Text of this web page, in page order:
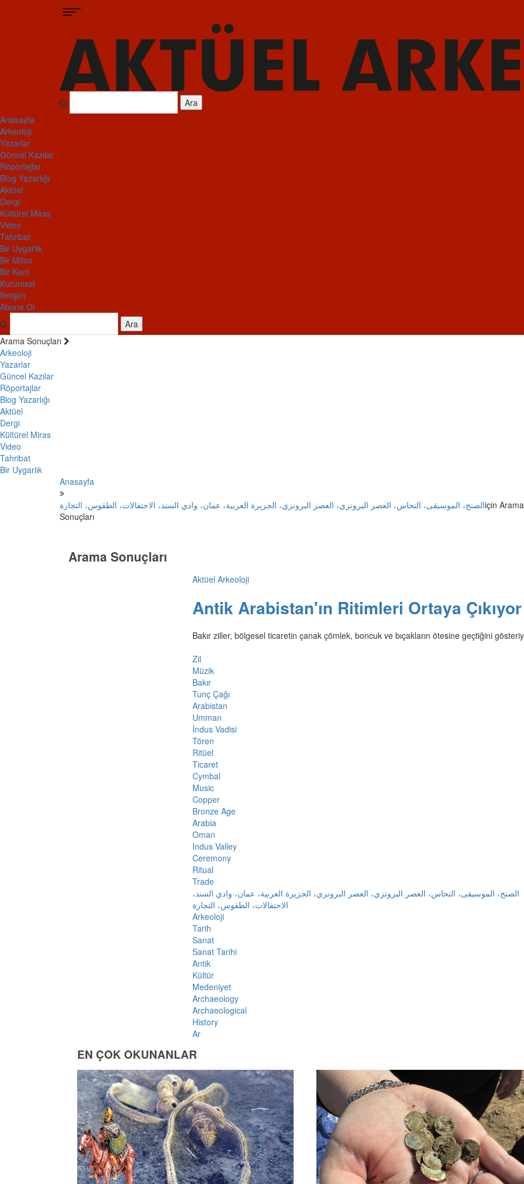
Ara
Anasayfa
Arkeoloji
Yazarlar
Güncel Kazılar
Röportajlar
Blog Yazarlığı
Aktüel
Dergi
Kültürel Miras
Video
Tahribat
Bir Uygarlık
Bir Mitos
Bir Kent
Kurumsal
İletişim
Abone Ol
Ara
Arama Sonuçları
Arkeoloji
Yazarlar
Güncel Kazılar
Röportajlar
Blog Yazarlığı
Aktüel
Dergi
Kültürel Miras
Video
Tahribat
Bir Uygarlık
Anasayfa
الصنج، الموسيقى، النحاس، العصر البرونزي، العصر البرونزي، الجزيرة العربية، عمان، وادي السند، الاحتفالات، الطقوس، التجارةiçin Arama
Sonuçları
Arama Sonuçları
Aktüel Arkeoloji
Antik Arabistan'ın Ritimleri Ortaya Çıkıyor
Bakır ziller, bölgesel ticaretin çanak çömlek, boncuk ve bıçakların ötesine geçtiğini
Zil
Müzik
Bakır
Tunç Çağı
Arabistan
Umman
İndus Vadisi
Tören
Ritüel
Ticaret
Cymbal
Music
Copper
Bronze Age
Arabia
Oman
Indus Valley
Ceremony
Ritual
Trade
الصنج، الموسيقى، النحاس، العصر البرونزي، العصر البرونزي، الجزيرة العربية، عمان، وادي السند،
الاحتفالات، الطقوس، التجارة
Arkeoloji
Tarih
Sanat
Sanat Tarihi
Antik
Kültür
Medeniyet
Archaeology
Archaeological
History
Ar
EN ÇOK OKUNANLAR